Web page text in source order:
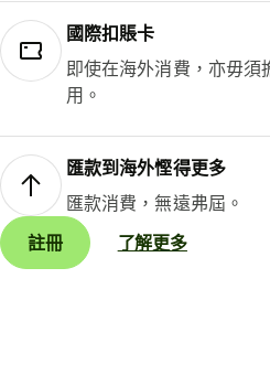
國際扣賬卡
即使在海外消費，亦毋須
用。
匯款到海外慳得更多
匯款消費，無遠弗屆。
註冊
了解更多